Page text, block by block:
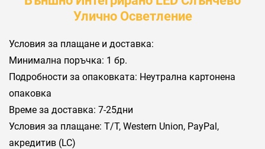
Улично Осветление
Условия за плащане и доставка:
Минимална поръчка: 1 бр.
Подробности за опаковката: Неутрална картонена
опаковка
Време за доставка: 7-25дни
Условия за плащане: Т/Т, Western Union, PayPal,
акредитив (LC)